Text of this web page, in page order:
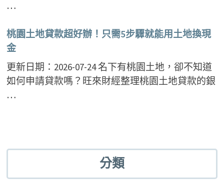
…
桃園土地貸款超好辦！只需5步驟就能用土地換現
金
更新日期：2026-07-24 名下有桃園土地，卻不知道
如何申請貸款嗎？旺來財經整理桃園土地貸款的銀
…
分類